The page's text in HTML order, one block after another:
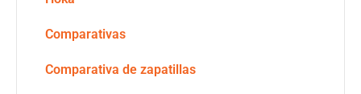
Comparativas
Comparativa de zapatillas